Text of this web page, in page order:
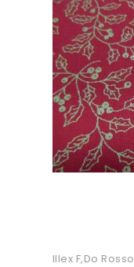
Illex F,do Rosso